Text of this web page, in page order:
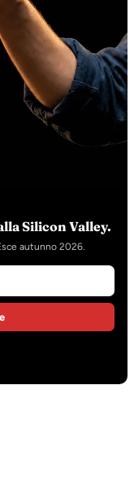
Silicon Valley.
autunno 2026.